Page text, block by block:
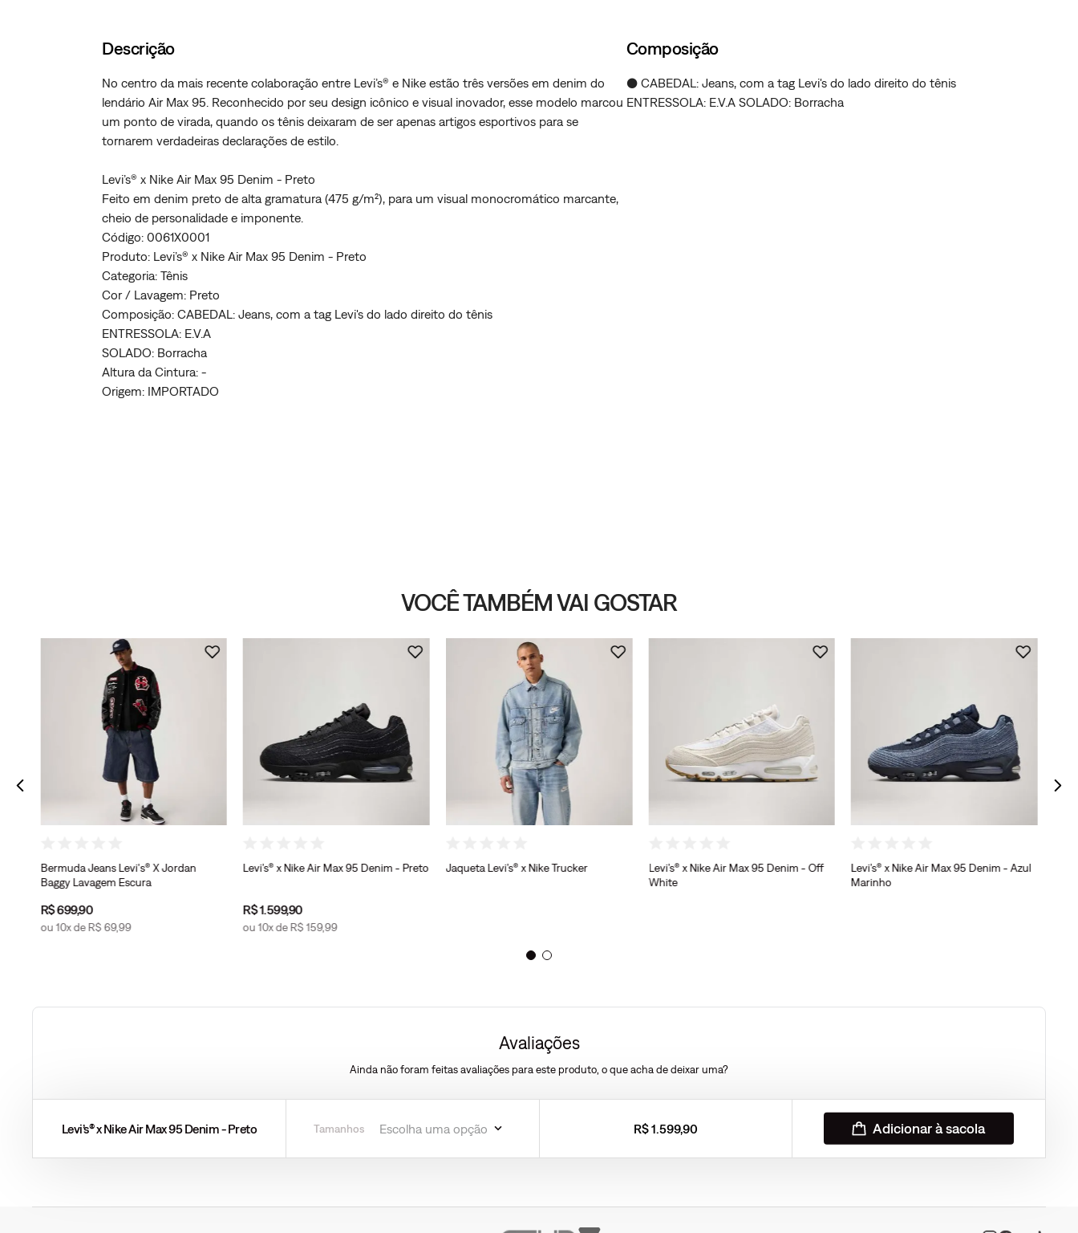
Descrição
No centro da mais recente colaboração entre Levi’s® e Nike estão três versões em denim do
lendário Air Max 95. Reconhecido por seu design icônico e visual inovador, esse modelo marcou
um ponto de virada, quando os tênis deixaram de ser apenas artigos esportivos para se
tornarem verdadeiras declarações de estilo.
Levi’s® x Nike Air Max 95 Denim - Preto
Feito em denim preto de alta gramatura (475 g/m²), para um visual monocromático marcante,
cheio de personalidade e imponente.
Código: 0061X0001
Produto: Levi’s® x Nike Air Max 95 Denim - Preto
Categoria: Tênis
Cor / Lavagem: Preto
Composição: CABEDAL: Jeans, com a tag Levi's do lado direito do tênis
ENTRESSOLA: E.V.A
SOLADO: Borracha
Altura da Cintura: -
Origem: IMPORTADO
Composição
● CABEDAL: Jeans, com a tag Levi's do lado direito do tênis
ENTRESSOLA: E.V.A SOLADO: Borracha
Levi’s® x Nike Air Max 95 Denim - Preto Tamanhos Escolha uma opção R$1.599,90 Adicionar à sacola
VOCÊ TAMBÉM VAI GOSTAR
Bermuda Jeans Levi's® X Jordan
Baggy Lavagem Escura
R$699,90
ou10x deR$ 69,99
Levi’s® x Nike Air Max 95 Denim - Preto
R$1.599,90
ou10x deR$159,99
Jaqueta Levi’s® x Nike Trucker
Levi’s® x Nike Air Max 95 Denim - Off
White
Levi’s® x Nike Air Max 95 Denim - Azul
Marinho
Avaliações
Ainda não foram feitas avaliações para este produto, o que acha de deixar uma?